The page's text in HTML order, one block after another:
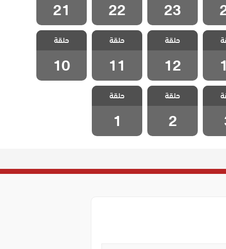
23
22
21
هذا
يسعني
13
مسلسل هذا
العالم لا يسعني
مدبلج الحلقة 12
حلقة
12
مسلسل هذا
العالم لا يسعني
مدبلج الحلقة 11
حلقة
11
مسلسل هذا
العالم لا يسعني
مدبلج الحلقة 10
حلقة
10
هذا
يسعني
3
مسلسل هذا
العالم لا يسعني
مدبلج الحلقة 2
حلقة
2
مسلسل هذا
العالم لا يسعني
مدبلج الحلقة 1
حلقة
1